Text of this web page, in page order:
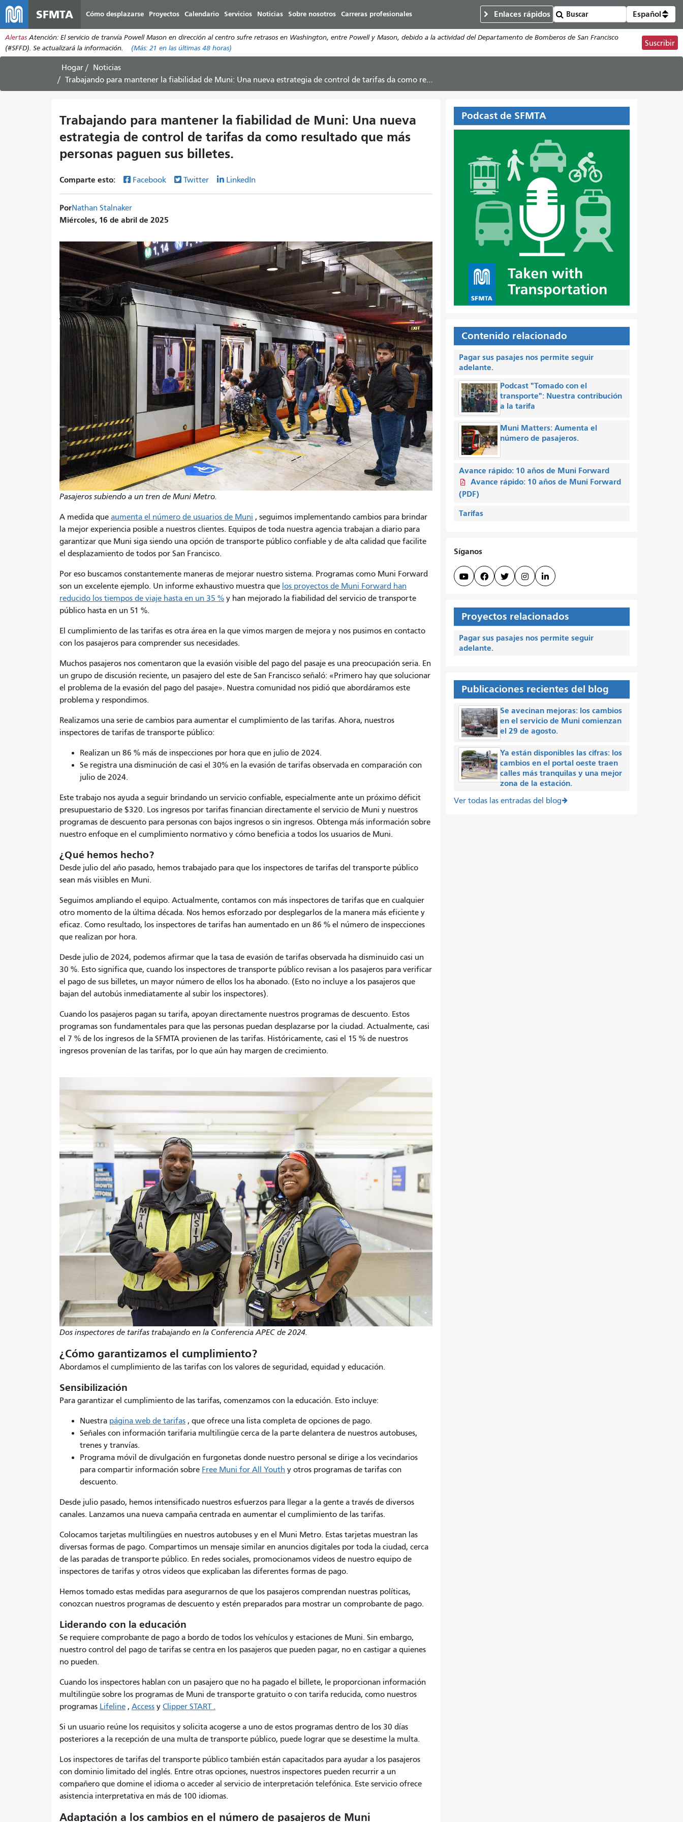
al
contenido
principal
SFMTA Cómo desplazarse Proyectos Calendario Servicios Noticias Sobre nosotros Carreras profesionales Enlaces rápidos Español
Alertas Atención: El servicio de tranvía Powell Mason en dirección al centro sufre retrasos en Washington, entre Powell y Mason, debido a la actividad del Departamento de Bomberos de San Francisco
(#SFFD). Se actualizará la información.
(Más: 21 en las últimas 48 horas)
Suscribir
Hogar
Noticias
Trabajando para mantener la fiabilidad de Muni: Una nueva estrategia de control de tarifas da como resultado que más personas paguen sus billetes.
Trabajando para mantener la fiabilidad de Muni: Una nueva
estrategia de control de tarifas da como resultado que más
personas paguen sus billetes.
Comparte esto: Facebook Twitter LinkedIn
PorNathan Stalnaker
Miércoles, 16 de abril de 2025
Pasajeros subiendo a un tren de Muni Metro.
A medida que aumenta el número de usuarios de Muni , seguimos implementando cambios para brindar
la mejor experiencia posible a nuestros clientes. Equipos de toda nuestra agencia trabajan a diario para
garantizar que Muni siga siendo una opción de transporte público confiable y de alta calidad que facilite
el desplazamiento de todos por San Francisco.
Por eso buscamos constantemente maneras de mejorar nuestro sistema. Programas como Muni Forward
son un excelente ejemplo. Un informe exhaustivo muestra que los proyectos de Muni Forward han
reducido los tiempos de viaje hasta en un 35 % y han mejorado la fiabilidad del servicio de transporte
público hasta en un 51 %.
El cumplimiento de las tarifas es otra área en la que vimos margen de mejora y nos pusimos en contacto
con los pasajeros para comprender sus necesidades.
Muchos pasajeros nos comentaron que la evasión visible del pago del pasaje es una preocupación seria. En
un grupo de discusión reciente, un pasajero del este de San Francisco señaló: «Primero hay que solucionar
el problema de la evasión del pago del pasaje». Nuestra comunidad nos pidió que abordáramos este
problema y respondimos.
Realizamos una serie de cambios para aumentar el cumplimiento de las tarifas. Ahora, nuestros
inspectores de tarifas de transporte público:
Realizan un 86 % más de inspecciones por hora que en julio de 2024.
Se registra una disminución de casi el 30% en la evasión de tarifas observada en comparación con
julio de 2024.
Este trabajo nos ayuda a seguir brindando un servicio confiable, especialmente ante un próximo déficit
presupuestario de $320. Los ingresos por tarifas financian directamente el servicio de Muni y nuestros
programas de descuento para personas con bajos ingresos o sin ingresos. Obtenga más información sobre
nuestro enfoque en el cumplimiento normativo y cómo beneficia a todos los usuarios de Muni.
¿Qué hemos hecho?
Desde julio del año pasado, hemos trabajado para que los inspectores de tarifas del transporte público
sean más visibles en Muni.
Seguimos ampliando el equipo. Actualmente, contamos con más inspectores de tarifas que en cualquier
otro momento de la última década. Nos hemos esforzado por desplegarlos de la manera más eficiente y
eficaz. Como resultado, los inspectores de tarifas han aumentado en un 86 % el número de inspecciones
que realizan por hora.
Desde julio de 2024, podemos afirmar que la tasa de evasión de tarifas observada ha disminuido casi un
30 %. Esto significa que, cuando los inspectores de transporte público revisan a los pasajeros para verificar
el pago de sus billetes, un mayor número de ellos los ha abonado. (Esto no incluye a los pasajeros que
bajan del autobús inmediatamente al subir los inspectores).
Cuando los pasajeros pagan su tarifa, apoyan directamente nuestros programas de descuento. Estos
programas son fundamentales para que las personas puedan desplazarse por la ciudad. Actualmente, casi
el 7 % de los ingresos de la SFMTA provienen de las tarifas. Históricamente, casi el 15 % de nuestros
ingresos provenían de las tarifas, por lo que aún hay margen de crecimiento.
Dos inspectores de tarifas trabajando en la Conferencia APEC de 2024.
¿Cómo garantizamos el cumplimiento?
Abordamos el cumplimiento de las tarifas con los valores de seguridad, equidad y educación.
Sensibilización
Para garantizar el cumplimiento de las tarifas, comenzamos con la educación. Esto incluye:
Nuestra página web de tarifas , que ofrece una lista completa de opciones de pago.
Señales con información tarifaria multilingüe cerca de la parte delantera de nuestros autobuses,
trenes y tranvías.
Programa móvil de divulgación en furgonetas donde nuestro personal se dirige a los vecindarios
para compartir información sobre Free Muni for All Youth y otros programas de tarifas con
descuento.
Desde julio pasado, hemos intensificado nuestros esfuerzos para llegar a la gente a través de diversos
canales. Lanzamos una nueva campaña centrada en aumentar el cumplimiento de las tarifas.
Colocamos tarjetas multilingües en nuestros autobuses y en el Muni Metro. Estas tarjetas muestran las
diversas formas de pago. Compartimos un mensaje similar en anuncios digitales por toda la ciudad, cerca
de las paradas de transporte público. En redes sociales, promocionamos videos de nuestro equipo de
inspectores de tarifas y otros videos que explicaban las diferentes formas de pago.
Hemos tomado estas medidas para asegurarnos de que los pasajeros comprendan nuestras políticas,
conozcan nuestros programas de descuento y estén preparados para mostrar un comprobante de pago.
Liderando con la educación
Se requiere comprobante de pago a bordo de todos los vehículos y estaciones de Muni. Sin embargo,
nuestro control del pago de tarifas se centra en los pasajeros que pueden pagar, no en castigar a quienes
no pueden.
Cuando los inspectores hablan con un pasajero que no ha pagado el billete, le proporcionan información
multilingüe sobre los programas de Muni de transporte gratuito o con tarifa reducida, como nuestros
programas Lifeline , Access y Clipper START .
Si un usuario reúne los requisitos y solicita acogerse a uno de estos programas dentro de los 30 días
posteriores a la recepción de una multa de transporte público, puede lograr que se desestime la multa.
Los inspectores de tarifas del transporte público también están capacitados para ayudar a los pasajeros
con dominio limitado del inglés. Entre otras opciones, nuestros inspectores pueden recurrir a un
compañero que domine el idioma o acceder al servicio de interpretación telefónica. Este servicio ofrece
asistencia interpretativa en más de 100 idiomas.
Adaptación a los cambios en el número de pasajeros de Muni
Podcast de SFMTA
Contenido relacionado
Pagar sus pasajes nos permite seguir
adelante.
Podcast "Tomado con el
transporte": Nuestra contribución
a la tarifa
Muni Matters: Aumenta el
número de pasajeros.
Avance rápido: 10 años de Muni Forward
Avance rápido: 10 años de Muni Forward
(PDF)
Tarifas
Síganos
    
Proyectos relacionados
Pagar sus pasajes nos permite seguir
adelante.
Publicaciones recientes del blog
Se avecinan mejoras: los cambios
en el servicio de Muni comienzan
el 29 de agosto.
Ya están disponibles las cifras: los
cambios en el portal oeste traen
calles más tranquilas y una mejor
zona de la estación.
Ver todas las entradas del blog